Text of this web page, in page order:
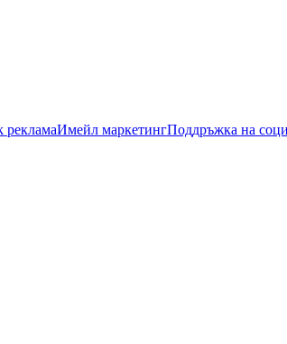
рекламaИмейл маркетингПоддръжка на